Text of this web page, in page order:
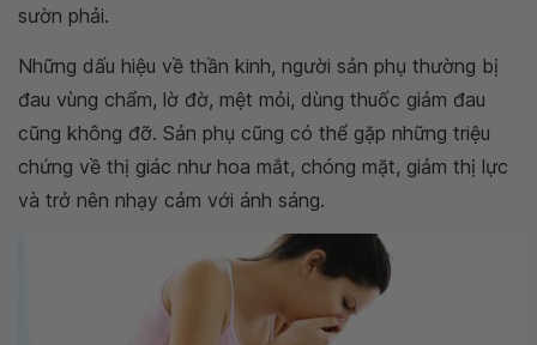
sườn phải.
Những dấu hiệu về thần kinh, người sản phụ thường bị
đau vùng chẩm, lờ đờ, mệt mỏi, dùng thuốc giảm đau
cũng không đỡ. Sản phụ cũng có thể gặp những triệu
chứng về thị giác như hoa mắt, chóng mặt, giảm thị lực
và trở nên nhạy cảm với ánh sáng.